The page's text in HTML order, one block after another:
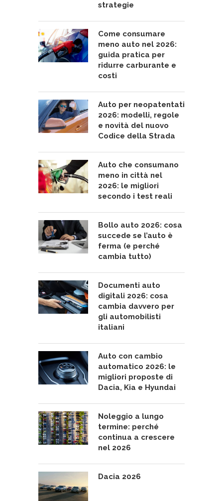
strategie
Come consumare
meno auto nel 2026:
guida pratica per
ridurre carburante e
costi
Auto per neopatentati
2026: modelli, regole
e novità del nuovo
Codice della Strada
Auto che consumano
meno in città nel
2026: le migliori
secondo i test reali
Bollo auto 2026: cosa
succede se l’auto è
ferma (e perché
cambia tutto)
Documenti auto
digitali 2026: cosa
cambia davvero per
gli automobilisti
italiani
Auto con cambio
automatico 2026: le
migliori proposte di
Dacia, Kia e Hyundai
Noleggio a lungo
termine: perché
continua a crescere
nel 2026
Dacia 2026